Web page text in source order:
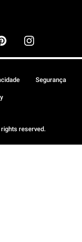
reserved.
Segurança